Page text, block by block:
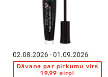
02.08.2026 - 01.09.2026
Dāvana par pirkumu virs
19,99 eiro!